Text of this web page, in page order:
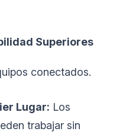
Superiores
conectados.
Lugar: Los
trabajar sin